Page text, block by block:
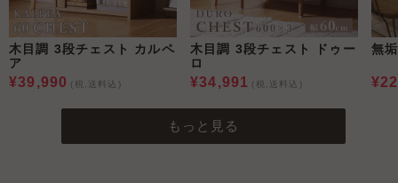
木目調 3段チェスト カルペ
ア
¥39,990 (税,送料込)
木目調 3段チェスト ドゥー
ロ
¥34,991 (税,送料込)
無
もっと見る